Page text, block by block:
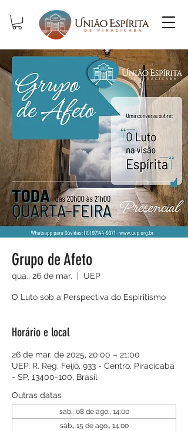
Grupo de Afeto
qua., 26 de mar.
  |
UEP
O Luto sob a Perspectiva do Espiritismo
Horário e local
26 de mar. de 2025, 20:00 – 21:00
UEP, R. Reg. Feijó, 933 - Centro, Piracicaba
- SP, 13400-100, Brasil
Outras datas
sáb., 08 de ago., 14:00
sáb., 15 de ago., 14:00